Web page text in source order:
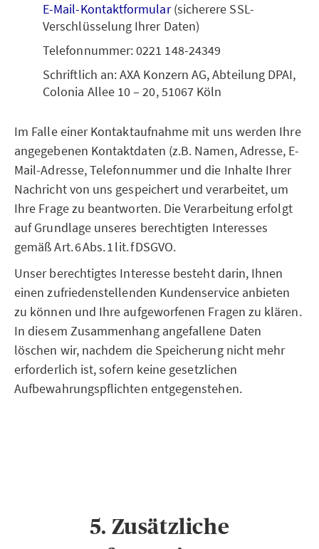
E-Mail-Kontaktformular(sicherere SSL-
Verschlüsselung Ihrer Daten)
Telefonnummer: 0221 148-24349
Schriftlich an: AXA Konzern AG, Abteilung DPAI,
Colonia Allee 10 – 20, 51067 Köln
Im Falle einer Kontaktaufnahme mit uns werden Ihre
angegebenen Kontaktdaten (z.B. Namen, Adresse, E-
Mail-Adresse, Telefonnummer und die Inhalte Ihrer
Nachricht von uns gespeichert und verarbeitet, um
Ihre Frage zu beantworten. Die Verarbeitung erfolgt
auf Grundlage unseres berechtigten Interesses
gemäß Art. 6 Abs. 1 lit. f DSGVO.
Unser berechtigtes Interesse besteht darin, Ihnen
einen zufriedenstellenden Kundenservice anbieten
zu können und Ihre aufgeworfenen Fragen zu klären.
In diesem Zusammenhang angefallene Daten
löschen wir, nachdem die Speicherung nicht mehr
erforderlich ist, sofern keine gesetzlichen
Aufbewahrungspflichten entgegenstehen.
5. Zusätzliche